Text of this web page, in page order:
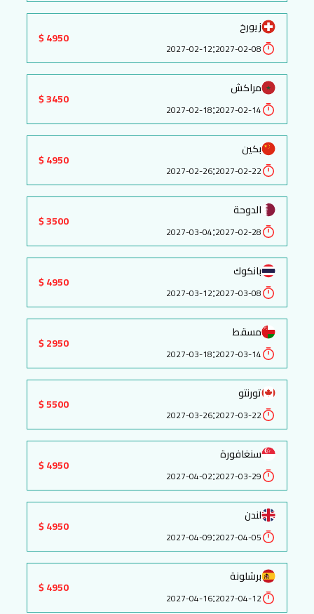
زيورخ
2027-02-08
:
2027-02-12
4950 $
مراكش
2027-02-14
:
2027-02-18
3450 $
بكين
2027-02-22
:
2027-02-26
4950 $
الدوحة
2027-02-28
:
2027-03-04
3500 $
بانكوك
2027-03-08
:
2027-03-12
4950 $
مسقط
2027-03-14
:
2027-03-18
2950 $
تورنتو
2027-03-22
:
2027-03-26
5500 $
سنغافورة
2027-03-29
:
2027-04-02
4950 $
لندن
2027-04-05
:
2027-04-09
4950 $
برشلونة
2027-04-12
:
2027-04-16
4950 $